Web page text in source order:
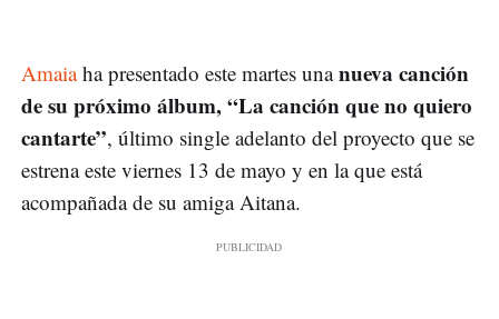
Amaiaha presentado este martes unanueva canción
de su próximo álbum, “La canción que no quiero
cantarte”, último single adelanto del proyecto que se
estrena este viernes 13 de mayo y en la que está
acompañada de su amiga Aitana.